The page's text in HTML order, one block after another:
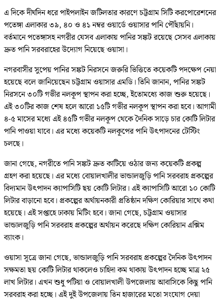
এ দিকে দীর্ঘদিন ধরে পাইপলাইন জটিলতার কারণে চট্টগ্রাম সিটি করপোরেশনের
পতেঙ্গা এলাকার ৩৯, ৪০ ও ৪১ নম্বর ওয়ার্ডে ওয়াসার পানি পৌঁছায়নি।
বর্তমানে পতেঙ্গাসহ নগরীর যেসব এলাকায় পানির সঙ্কট রয়েছে সেসব এলাকায়
দ্রুত পানি সরবরাহের উদ্যোগ নিয়েছে ওয়াসা।
নগরবাসীর সুপেয় পানির সঙ্কট নিরসনে জরুরি ভিত্তিতে কয়েকটি পদক্ষেপ নেয়া
হয়েছে বলে জানিয়েছেন চট্টগ্রাম ওয়াসার এমডি। তিনি জানান, পানির সঙ্কট
নিরসনে ৩০টি গভীর নলকূপ স্থাপন করা হচ্ছে, ইতোমধ্যে কাজ শুরু হয়েছে।
এই ৩০টির কাজ শেষ হলে আরো ১৫টি গভীর নলকূপ স্থাপন করা হবে। আগামী
৪-৫ মাসের মধ্যে এই ৪৫টি গভীর নলকূপ থেকে দৈনিক সাড়ে চার কোটি লিটার
পানি পাওয়া যাবে। এর মধ্যে কয়েকটি নলকূপের পানি উৎপাদনের টেস্টিং
চলছে।
জানা গেছে, নগরীতে পানি সঙ্কট দ্রুত কাটিয়ে ওঠার জন্য কয়েকটি প্রকল্প
গ্রহণ করা হয়েছে। এর মধ্যে বোয়ালখালীর ভান্ডালজুড়ি পানি সরবরাহ প্রকল্পের
বিদ্যমান উৎপাদন ক্যাপাসিটি ছয় কোটি লিটার। এই ক্যাপাসিটি আরো ১০ কোটি
লিটার বাড়ানো হবে। প্রকল্পের অর্থায়নকারী প্রতিষ্ঠান দক্ষিণ কোরিয়ার সাথে কথা
হয়েছে। এই সপ্তাহে ঢাকায় মিটিং হবে। জানা গেছে, চট্টগ্রাম ওয়াসার
ভান্ডালজুড়ি পানি সরবরাহ প্রকল্পের অর্থায়ন করেছে দক্ষিণ কোরিয়ান এক্সিম
ব্যাংক।
ওয়াসা সূত্রে জানা গেছে, ভান্ডালজুড়ি পানি সরবরাহ প্রকল্পের দৈনিক উৎপাদন
সক্ষমতা ছয় কোটি লিটার থাকলেও চাহিদা কম থাকায় উৎপাদন হচ্ছে মাত্র ২৫
লাখ লিটার। এখন শুধু পটিয়া ও বোয়ালখালী উপজেলায় আবাসিকে কিছু পানি
সরবরাহ করা হচ্ছে। এই দুই উপজেলায় তিন হাজারের মতো সংযোগ দেয়া